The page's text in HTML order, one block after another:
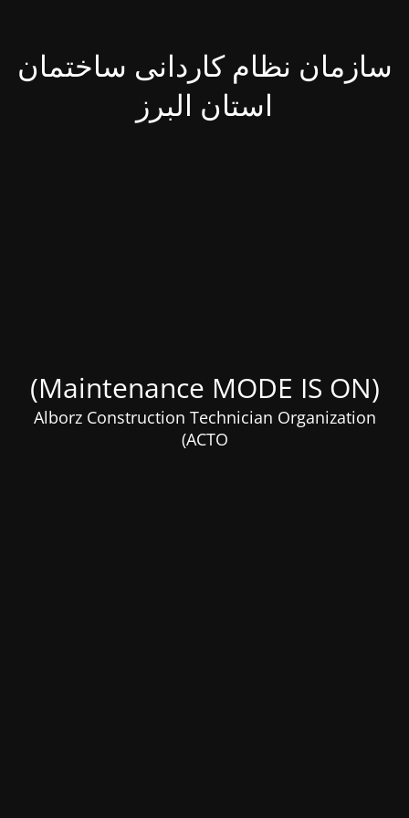
سازمان نظام کاردانی ساختمان
استان البرز
(Maintenance MODE IS ON)
Alborz Construction Technician Organization
(ACTO